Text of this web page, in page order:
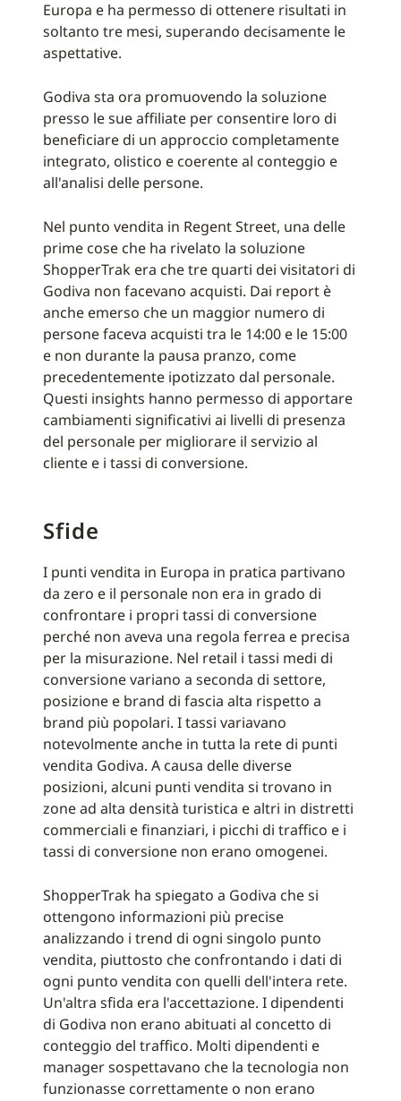
Europa e ha permesso di ottenere risultati in
soltanto tre mesi, superando decisamente le
aspettative.
Godiva sta ora promuovendo la soluzione
presso le sue affiliate per consentire loro di
beneficiare di un approccio completamente
integrato, olistico e coerente al conteggio e
all'analisi delle persone.
Nel punto vendita in Regent Street, una delle
prime cose che ha rivelato la soluzione
ShopperTrak era che tre quarti dei visitatori di
Godiva non facevano acquisti. Dai report è
anche emerso che un maggior numero di
persone faceva acquisti tra le 14:00 e le 15:00
e non durante la pausa pranzo, come
precedentemente ipotizzato dal personale.
Questi insights hanno permesso di apportare
cambiamenti significativi ai livelli di presenza
del personale per migliorare il servizio al
cliente e i tassi di conversione.
Sfide
I punti vendita in Europa in pratica partivano
da zero e il personale non era in grado di
confrontare i propri tassi di conversione
perché non aveva una regola ferrea e precisa
per la misurazione. Nel retail i tassi medi di
conversione variano a seconda di settore,
posizione e brand di fascia alta rispetto a
brand più popolari. I tassi variavano
notevolmente anche in tutta la rete di punti
vendita Godiva. A causa delle diverse
posizioni, alcuni punti vendita si trovano in
zone ad alta densità turistica e altri in distretti
commerciali e finanziari, i picchi di traffico e i
tassi di conversione non erano omogenei.
ShopperTrak ha spiegato a Godiva che si
ottengono informazioni più precise
analizzando i trend di ogni singolo punto
vendita, piuttosto che confrontando i dati di
ogni punto vendita con quelli dell'intera rete.
Un'altra sfida era l'accettazione. I dipendenti
di Godiva non erano abituati al concetto di
conteggio del traffico. Molti dipendenti e
manager sospettavano che la tecnologia non
funzionasse correttamente o non erano